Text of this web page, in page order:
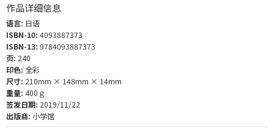
作品详细信息
语言: 日语
ISBN-10: 4093887373
ISBN-13: 9784093887373
页: 240
印色: 全彩
尺寸: 210mm × 148mm × 14mm
重量: 400ｇ
签发日期: 2019/11/22
出版商: 小学馆